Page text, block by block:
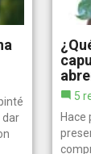
dar
5
Hace